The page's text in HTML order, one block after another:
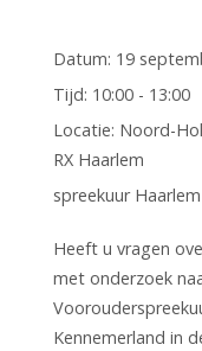
Datum: 19
Tijd: 10:00 - 13:00
Locatie: Noord-
RX Haarlem
spreekuur Haarlem
Heeft u vragen
met onderzoek
Kennemerland in